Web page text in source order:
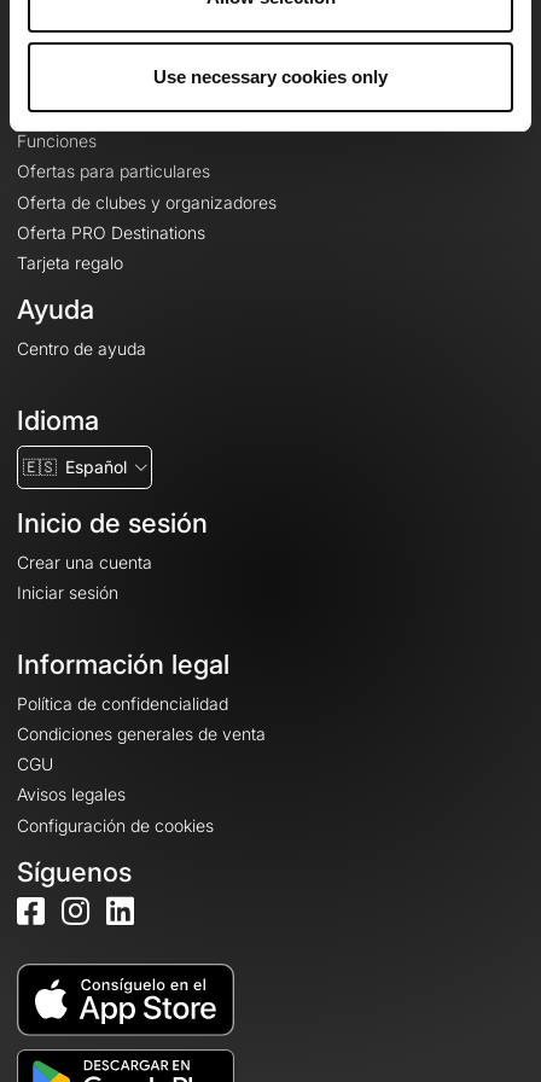
Use necessary cookies only
Le Mag'
Mapas base topográficos
Funciones
Ofertas para particulares
Oferta de clubes y organizadores
Oferta PRO Destinations
Tarjeta regalo
Ayuda
Centro de ayuda
Idioma
🇪🇸 Español
Inicio de sesión
Crear una cuenta
Iniciar sesión
Información legal
Política de confidencialidad
Condiciones generales de venta
CGU
Avisos legales
Configuración de cookies
Síguenos